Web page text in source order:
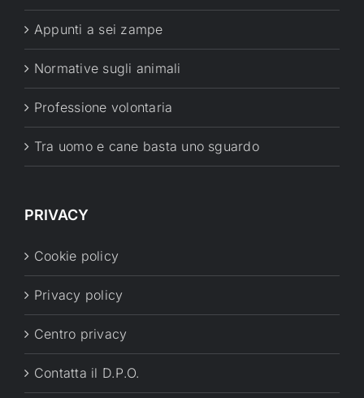
Appunti a sei zampe
Normative sugli animali
Professione volontaria
Tra uomo e cane basta uno sguardo
PRIVACY
Cookie policy
Privacy policy
Centro privacy
Contatta il D.P.O.